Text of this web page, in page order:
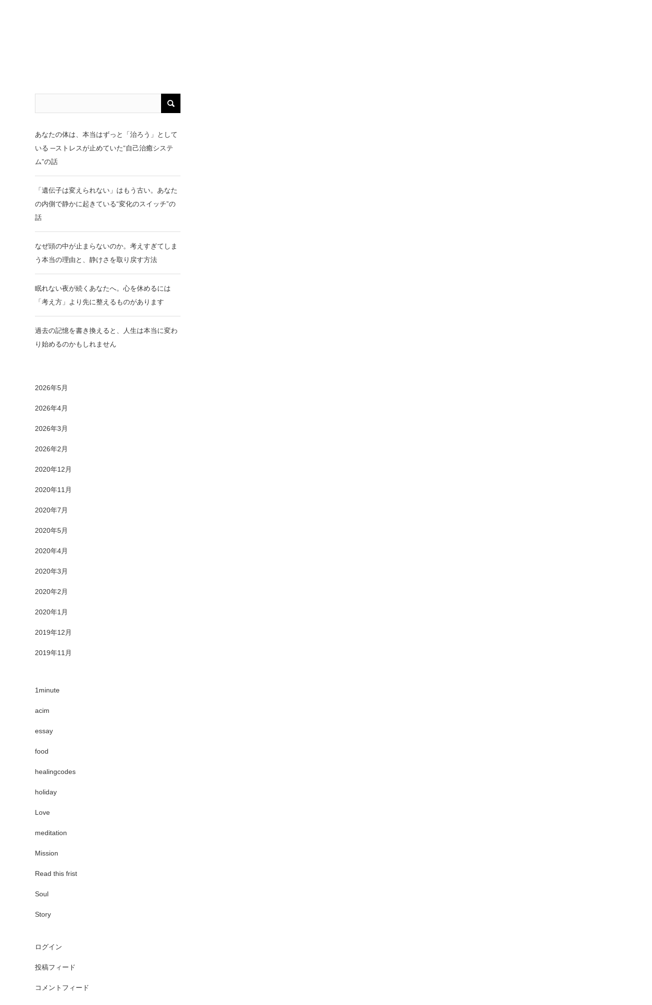
あなたの体は、本当はずっと「治ろう」として
いる ─ストレスが止めていた“自己治癒システ
ム”の話
「遺伝子は変えられない」はもう古い。あなた
の内側で静かに起きている“変化のスイッチ”の
話
なぜ頭の中が止まらないのか。考えすぎてしま
う本当の理由と、静けさを取り戻す方法
眠れない夜が続くあなたへ。心を休めるには
「考え方」より先に整えるものがあります
過去の記憶を書き換えると、人生は本当に変わ
り始めるのかもしれません
2026年5月
2026年4月
2026年3月
2026年2月
2020年12月
2020年11月
2020年7月
2020年5月
2020年4月
2020年3月
2020年2月
2020年1月
2019年12月
2019年11月
1minute
acim
essay
food
healingcodes
holiday
Love
meditation
Mission
Read this frist
Soul
Story
ログイン
投稿フィード
コメントフィード